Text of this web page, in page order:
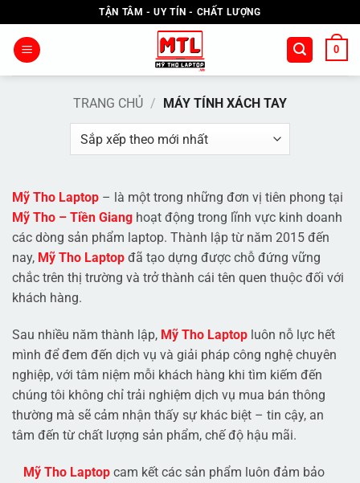
qua
nội
TẬN TÂM - UY TÍN - CHẤT LƯỢNG
0
TRANG CHỦ / MÁY TÍNH XÁCH TAY
Mỹ Tho Laptop – là một trong những đơn vị tiên phong tại
Mỹ Tho – Tiền Giang hoạt động trong lĩnh vực kinh doanh
các dòng sản phẩm laptop. Thành lập từ năm 2015 đến
nay, Mỹ Tho Laptop đã tạo dựng được chỗ đứng vững
chắc trên thị trường và trở thành cái tên quen thuộc đối với
khách hàng.
Sau nhiều năm thành lập, Mỹ Tho Laptop luôn nỗ lực hết
mình để đem đến dịch vụ và giải pháp công nghệ chuyên
nghiệp, với tâm niệm mỗi khách hàng khi tìm kiếm đến
chúng tôi không chỉ trải nghiệm dịch vụ mua bán thông
thường mà sẽ cảm nhận thấy sự khác biệt – tin cậy, an
tâm đến từ chất lượng sản phẩm, chế độ hậu mãi.
Mỹ Tho Laptop cam kết các sản phẩm luôn đảm bảo